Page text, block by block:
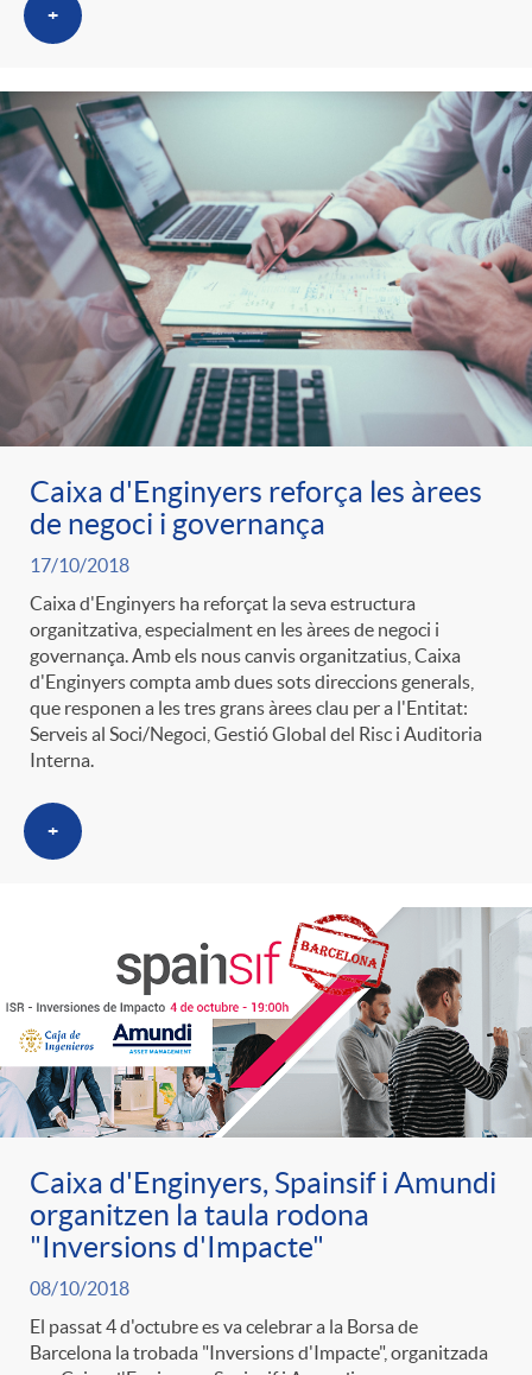
+
Caixa d'Enginyers reforça les àrees
de negoci i governança
17/10/2018
Caixa d'Enginyers ha reforçat la seva estructura
organitzativa, especialment en les àrees de negoci i
governança. Amb els nous canvis organitzatius, Caixa
d'Enginyers compta amb dues sots direccions generals,
que responen a les tres grans àrees clau per a l'Entitat:
Serveis al Soci/Negoci, Gestió Global del Risc i Auditoria
Interna.
+
Caixa d'Enginyers, Spainsif i Amundi
organitzen la taula rodona
"Inversions d'Impacte"
08/10/2018
El passat 4 d'octubre es va celebrar a la Borsa de
Barcelona la trobada "Inversions d'Impacte", organitzada